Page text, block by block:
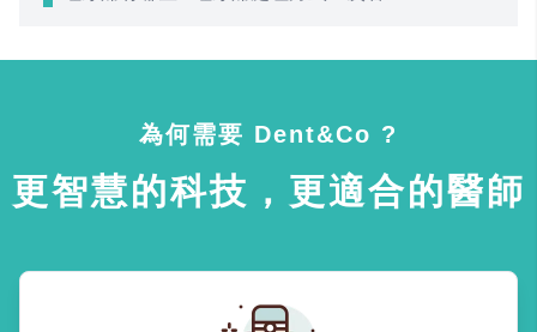
為何需要 Dent&Co ?
更智慧的科技，更適合的醫師